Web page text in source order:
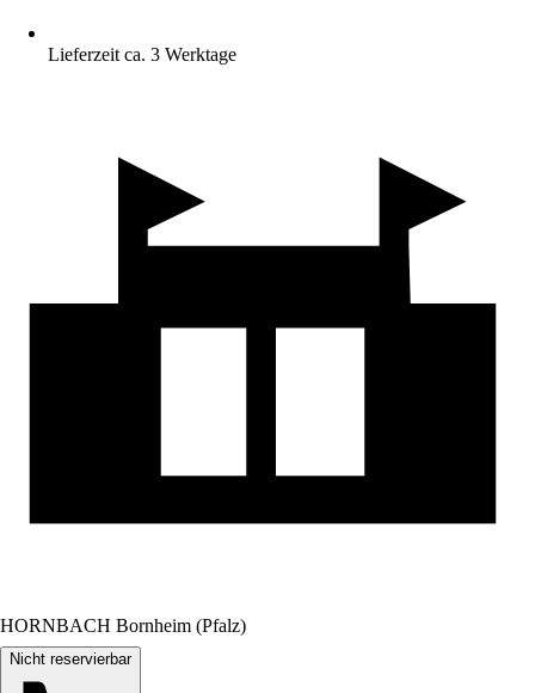
Lieferzeit ca. 3 Werktage
HORNBACH Bornheim (Pfalz)
Nicht reservierbar